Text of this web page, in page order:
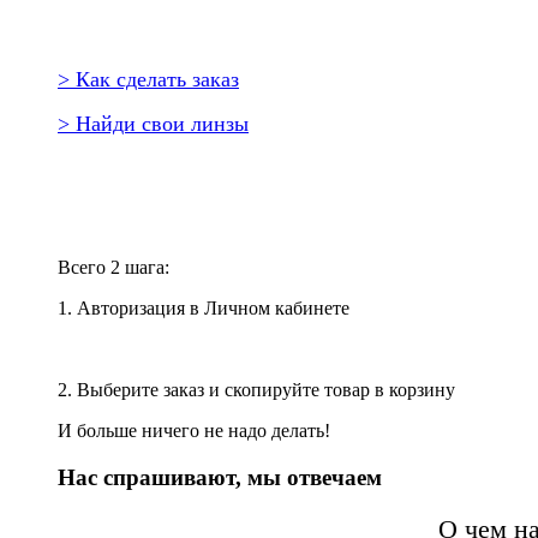
> Как сделать заказ
> Найди свои линзы
Всего 2 шага:
1. Авторизация в Личном кабинете
2. Выберите заказ и скопируйте товар в корзину
И больше ничего не надо делать!
Нас спрашивают, мы отвечаем
О чем